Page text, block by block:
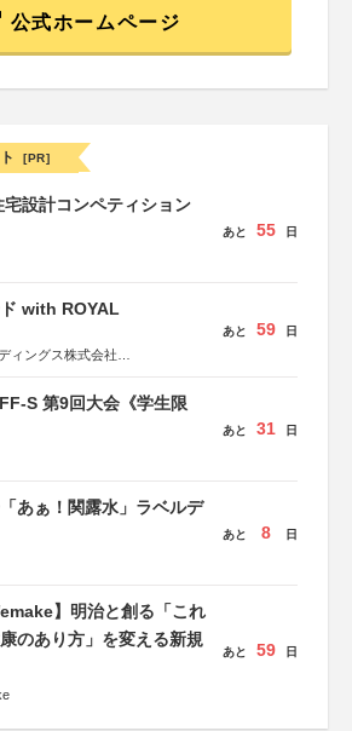
公式ホームページ
[PR]
設計コンペティション
あと 55 日
with ROYAL
ィングス株式会社
あと 59 日
S 第9回大会《学生限
あと 31 日
あぁ！関露水」ラベルデ
あと 8 日
】明治と創る「これ
のあり方」を変える新規
あと 59 日